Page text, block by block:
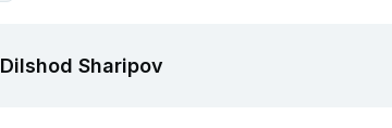
Dilshod Sharipov